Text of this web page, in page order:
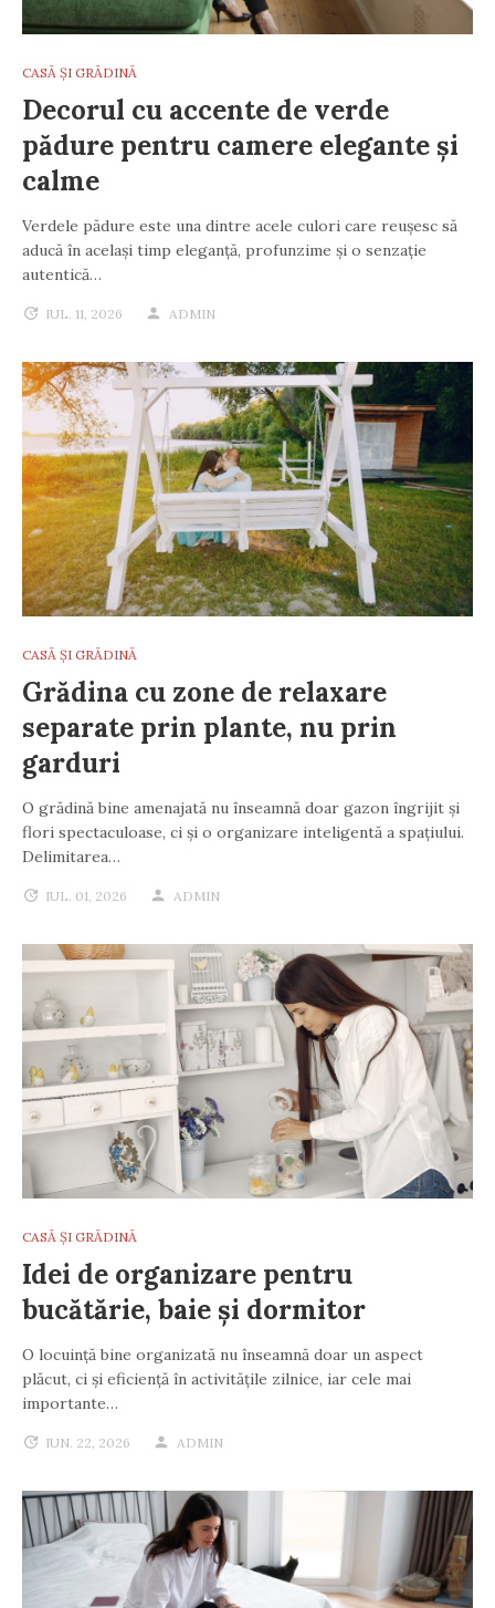
CASĂ ȘI GRĂDINĂ
Decorul cu accente de verde
pădure pentru camere elegante și
calme
Verdele pădure este una dintre acele culori care reușesc să
aducă în același timp eleganță, profunzime și o senzație
autentică…
IUL. 11, 2026 ADMIN
CASĂ ȘI GRĂDINĂ
Grădina cu zone de relaxare
separate prin plante, nu prin
garduri
O grădină bine amenajată nu înseamnă doar gazon îngrijit și
flori spectaculoase, ci și o organizare inteligentă a spațiului.
Delimitarea…
IUL. 01, 2026 ADMIN
CASĂ ȘI GRĂDINĂ
Idei de organizare pentru
bucătărie, baie și dormitor
O locuință bine organizată nu înseamnă doar un aspect
plăcut, ci și eficiență în activitățile zilnice, iar cele mai
importante…
IUN. 22, 2026 ADMIN